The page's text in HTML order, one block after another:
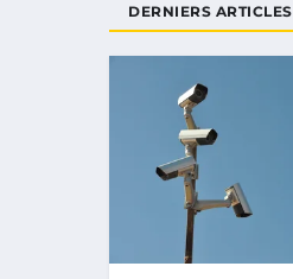
DERNIERS ARTICLES